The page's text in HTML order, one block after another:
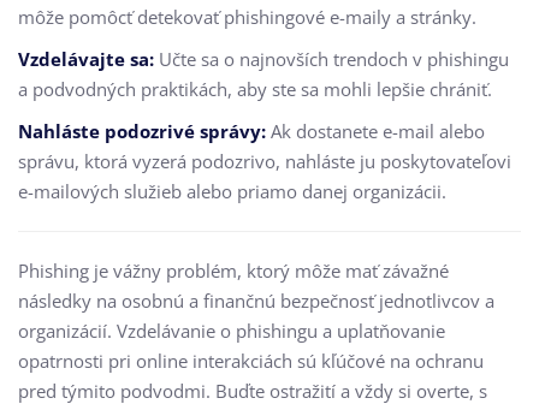
môže pomôcť detekovať phishingové e-maily a stránky.
Vzdelávajte sa: Učte sa o najnovších trendoch v phishingu
a podvodných praktikách, aby ste sa mohli lepšie chrániť.
Nahláste podozrivé správy: Ak dostanete e-mail alebo
správu, ktorá vyzerá podozrivo, nahláste ju poskytovateľovi
e-mailových služieb alebo priamo danej organizácii.
Phishing je vážny problém, ktorý môže mať závažné
následky na osobnú a finančnú bezpečnosť jednotlivcov a
organizácií. Vzdelávanie o phishingu a uplatňovanie
opatrnosti pri online interakciách sú kľúčové na ochranu
pred týmito podvodmi. Buďte ostražití a vždy si overte, s